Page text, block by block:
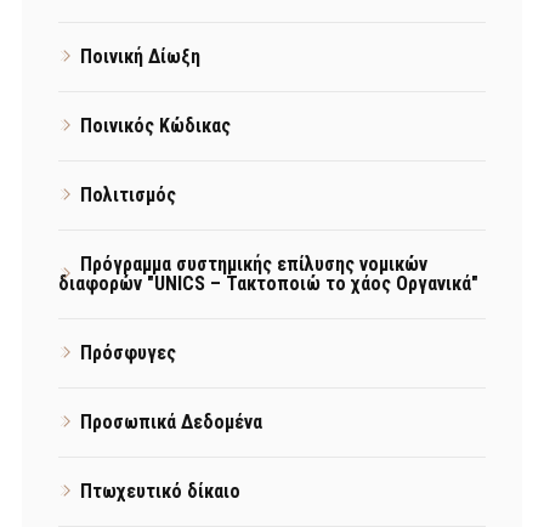
Ποινική Δίωξη
Ποινικός Κώδικας
Πολιτισμός
Πρόγραμμα συστημικής επίλυσης νομικών
διαφορών "UNICS – Τακτοποιώ το χάος Οργανικά"
Πρόσφυγες
Προσωπικά Δεδομένα
Πτωχευτικό δίκαιο